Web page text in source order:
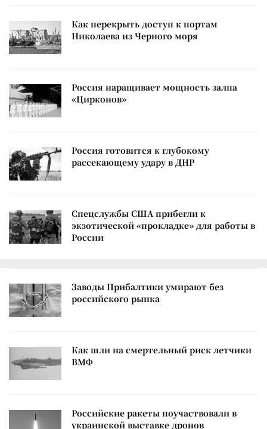
Как перекрыть доступ к портам
Николаева из Черного моря
Россия наращивает мощность залпа
«Цирконов»
Россия готовится к глубокому
рассекающему удару в ДНР
Спецслужбы США прибегли к
экзотической «прокладке» для работы в
России
Заводы Прибалтики умирают без
российского рынка
Как шли на смертельный риск летчики
ВМФ
Российские ракеты поучаствовали в
украинской выставке дронов